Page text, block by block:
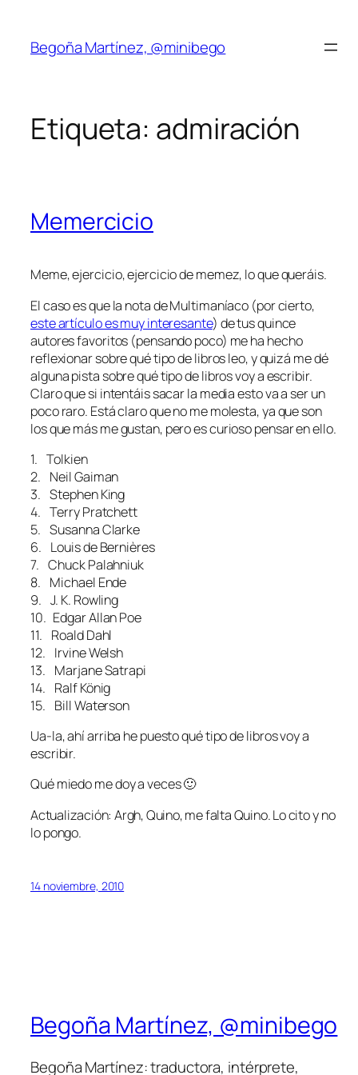
contenido
Begoña Martínez, @minibego
Etiqueta: admiración
Memercicio
Meme, ejercicio, ejercicio de memez, lo que queráis.
El caso es que la nota de Multimaníaco (por cierto,
este artículo es muy interesante) de tus quince
autores favoritos (pensando poco) me ha hecho
reflexionar sobre qué tipo de libros leo, y quizá me dé
alguna pista sobre qué tipo de libros voy a escribir.
Claro que si intentáis sacar la media esto va a ser un
poco raro. Está claro que no me molesta, ya que son
los que más me gustan, pero es curioso pensar en ello.
1. Tolkien
2. Neil Gaiman
3. Stephen King
4. Terry Pratchett
5. Susanna Clarke
6. Louis de Bernières
7. Chuck Palahniuk
8. Michael Ende
9. J. K. Rowling
10. Edgar Allan Poe
11. Roald Dahl
12. Irvine Welsh
13. Marjane Satrapi
14. Ralf König
15. Bill Waterson
Ua-la, ahí arriba he puesto qué tipo delibrosvoy a
escribir.
Qué miedo me doy a veces 🙂
Actualización: Argh, Quino, me falta Quino. Lo cito y no
lo pongo.
14 noviembre, 2010
Begoña Martínez, @minibego
Begoña Martínez: traductora, intérprete,